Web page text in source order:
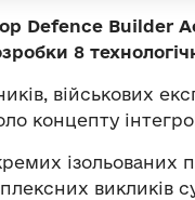
Defence Builder
8
військових
концепту
ізольованих
викликів